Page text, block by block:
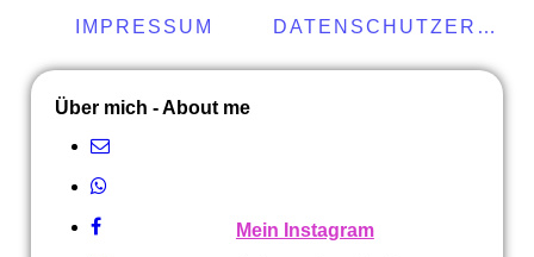
IMPRESSUM
DATENSCHUTZERKLÄRUNG
Über mich - About me
Mein Instagram